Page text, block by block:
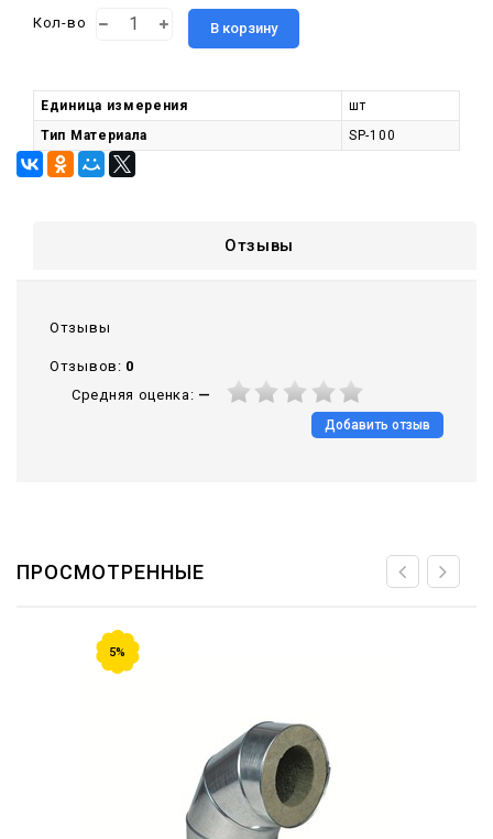
Кол-во В корзину
Единица измерения
шт
Тип Материала
SP-100
Отзывы
Отзывы
Отзывов: 0
Средняя оценка: —
Добавить отзыв
ПРОСМОТРЕННЫЕ
5%